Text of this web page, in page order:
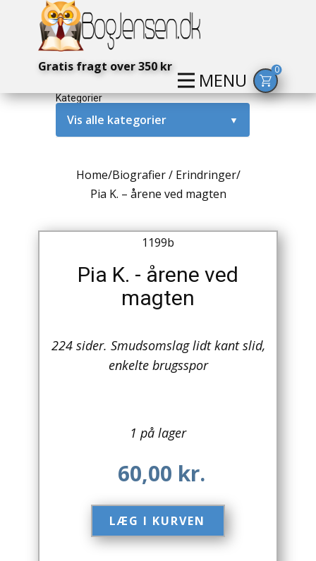
MENU
Gratis fragt over 350 kr 0
Kategorier
Vis alle kategorier ▼
Amerika / USA
Antikke / Specielle Bøger
Antikviteter
Arkitektur
Biografier / Erindringer
Børn / Unge
Børnebøger
Bryggerier
Home/Biografier / Erindringer/
Pia K. – årene ved magten
1199b
Pia K. - årene ved
magten
224 sider. Smudsomslag lidt kant slid,
enkelte brugsspor
1 på lager
60,00 kr.
LÆG I KURVEN​